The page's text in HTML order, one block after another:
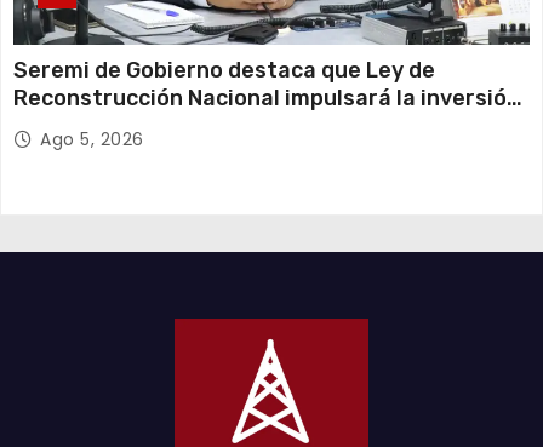
Seremi de Gobierno destaca que Ley de
Reconstrucción Nacional impulsará la inversión
y el empleo en Tarapacá
Ago 5, 2026